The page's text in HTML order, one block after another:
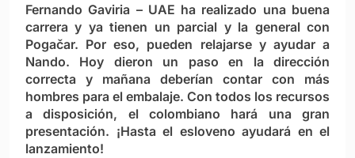
Fernando Gaviria – UAE ha realizado una buena
carrera y ya tienen un parcial y la general con
Pogačar. Por eso, pueden relajarse y ayudar a
Nando. Hoy dieron un paso en la dirección
correcta y mañana deberían contar con más
hombres para el embalaje. Con todos los recursos
a disposición, el colombiano hará una gran
presentación. ¡Hasta el esloveno ayudará en el
lanzamiento!